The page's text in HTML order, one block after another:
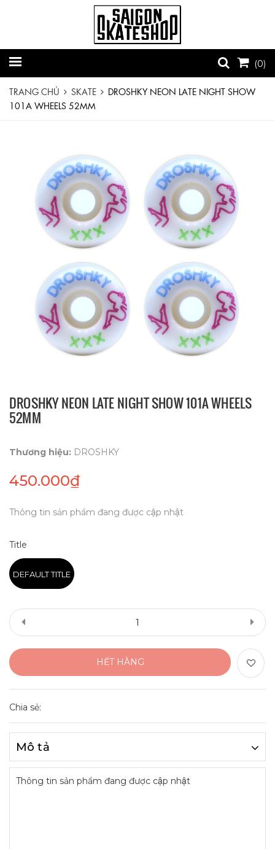
(0)
TRANG CHỦ SKATE
DROSHKY NEON LATE NIGHT SHOW
101A WHEELS 52MM
DROSHKY NEON LATE NIGHT SHOW 101A WHEELS
52MM
Thương hiệu: DROSHKY
450.000₫
Thông tin sản phẩm đang được cập nhật
Title
DEFAULT TITLE
HẾT HÀNG
Chia sẻ:
Mô tả
Thông tin sản phẩm đang được cập nhật